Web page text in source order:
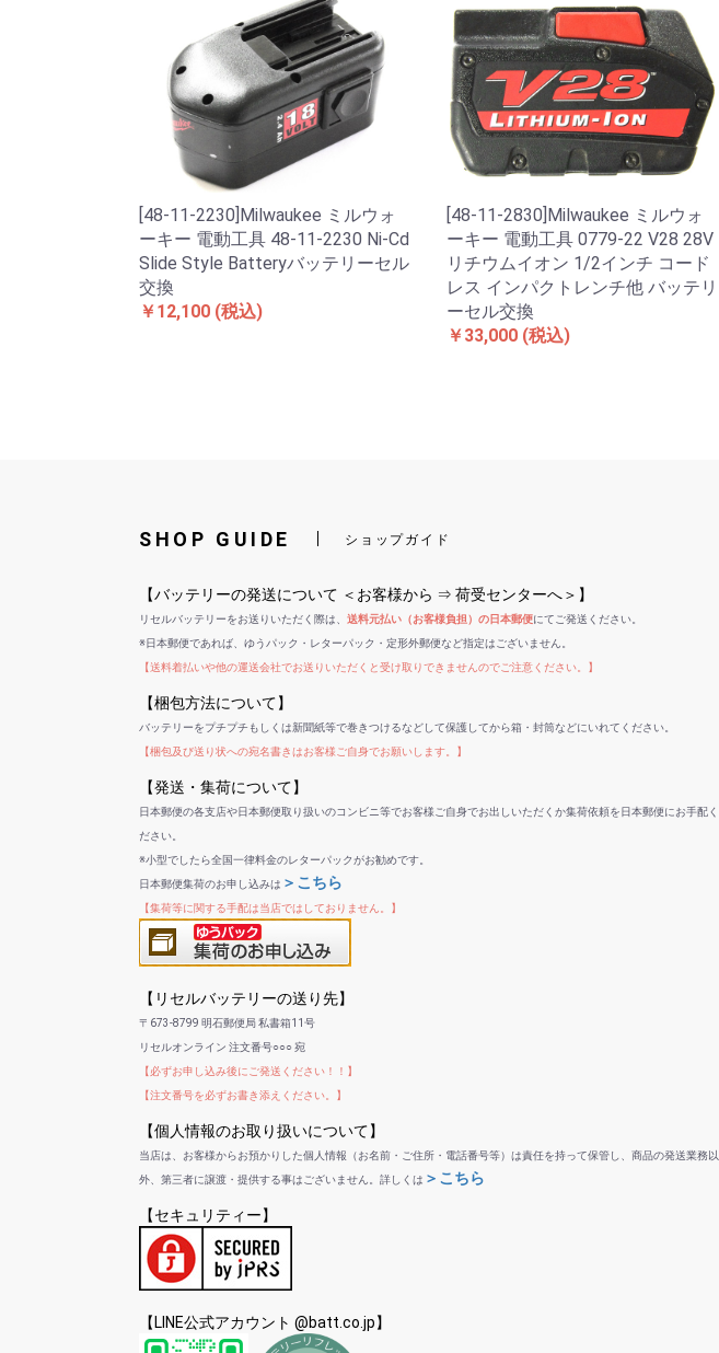
[48-11-2230]Milwaukee ミルウォ
ーキー 電動工具 48-11-2230 Ni-Cd
Slide Style Batteryバッテリーセル
交換
￥12,100 (税込)
[48-11-2830]Milwaukee ミルウォ
ーキー 電動工具 0779-22 V28 28V
リチウムイオン 1/2インチ コード
レス インパクトレンチ他 バッテリ
ーセル交換
￥33,000 (税込)
SHOP GUIDE ショップガイド
【バッテリーの発送について ＜お客様から ⇒ 荷受センターへ＞】
リセルバッテリーをお送りいただく際は、 送料元払い（お客様負担）の日本郵便にてご発送ください。
※日本郵便であれば、ゆうパック・レターパック・定形外郵便など指定はございません。
【送料着払いや他の運送会社でお送りいただくと受け取りできませんのでご注意ください。】
【梱包方法について】
バッテリーをプチプチもしくは新聞紙等で巻きつけるなどして保護してから箱・封筒などにいれてください。
【梱包及び送り状への宛名書きはお客様ご自身でお願いします。】
【発送・集荷について】
日本郵便の各支店や日本郵便取り扱いのコンビニ等でお客様ご自身でお出しいただくか集荷依頼を日本郵便にお手配く
ださい。
※小型でしたら全国一律料金のレターパックがお勧めです。
日本郵便集荷のお申し込みは ＞こちら
【集荷等に関する手配は当店ではしておりません。】
【リセルバッテリーの送り先】
〒673-8799 明石郵便局 私書箱11号
リセルオンライン 注文番号○○○ 宛
【必ずお申し込み後にご発送ください！！】
【注文番号を必ずお書き添えください。】
【個人情報のお取り扱いについて】
当店は、お客様からお預かりした個人情報（お名前・ご住所・電話番号等）は責任を持って保管し、商品の発送業務以
外、第三者に譲渡・提供する事はございません。詳しくは ＞こちら
【セキュリティー】
【LINE公式アカウント @batt.co.jp】